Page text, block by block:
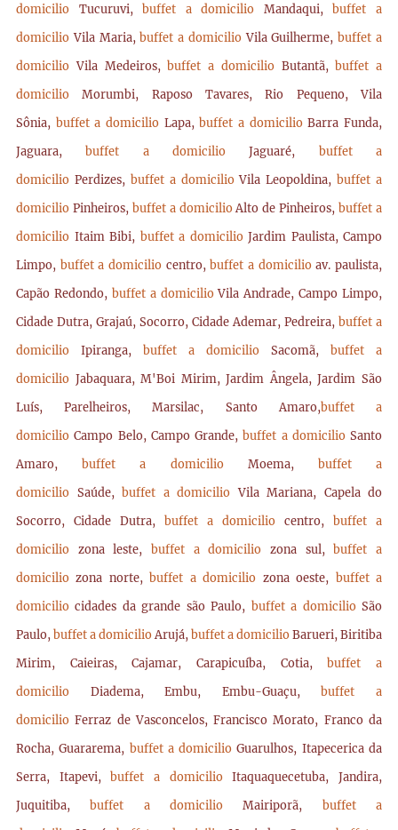
domicilio Tucuruvi,buffet a domicilio Mandaqui,buffet a
domicilioVila Maria,buffet a domicilioVila Guilherme,buffet a
domicilioVila Medeiros,buffet a domicilio Butantã,buffet a
domicilioMorumbi, Raposo Tavares, Rio Pequeno, Vila
Sônia, buffet a domicilio Lapa,buffet a domicilioBarra Funda,
Jaguara,buffet a domicilioJaguaré, buffet a
domicilio Perdizes, buffet a domicilioVila Leopoldina,buffet a
domicilio Pinheiros, buffet a domicilioAlto de Pinheiros,buffet a
domicilio Itaim Bibi, buffet a domicilio Jardim Paulista, Campo
Limpo, buffet a domicilio centro,buffet a domicilioav. paulista,
Capão Redondo, buffet a domicilioVila Andrade, Campo Limpo,
Cidade Dutra, Grajaú, Socorro, Cidade Ademar, Pedreira, buffet a
domicilio Ipiranga, buffet a domicilio Sacomã, buffet a
domicilio Jabaquara, M'Boi Mirim, Jardim Ângela, Jardim São
Luís, Parelheiros, Marsilac, Santo Amaro,buffet a
domicilioCampo Belo, Campo Grande,buffet a domicilio Santo
Amaro,buffet a domicilio Moema, buffet a
domicilio Saúde, buffet a domicilioVila Mariana, Capela do
Socorro, Cidade Dutra, buffet a domicilio centro, buffet a
domicilio zona leste,buffet a domiciliozona sul,buffet a
domiciliozona norte,buffet a domicilio zona oeste, buffet a
domiciliocidades da grande são Paulo, buffet a domicilioSão
Paulo, buffet a domicilioArujá, buffet a domicilioBarueri, Biritiba
Mirim, Caieiras, Cajamar, Carapicuíba, Cotia,buffet a
domicilio Diadema, Embu, Embu-Guaçu,buffet a
domicilioFerraz de Vasconcelos, Francisco Morato, Franco da
Rocha, Guararema, buffet a domicilioGuarulhos, Itapecerica da
Serra, Itapevi,buffet a domicilioItaquaquecetuba, Jandira,
Juquitiba,buffet a domicilioMairiporã, buffet a